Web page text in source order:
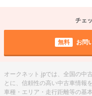
チェ
無料 お問
オークネット.jpでは、全国の中
とに、信頼性の高い中古車情報
車種・エリア・走行距離等の基